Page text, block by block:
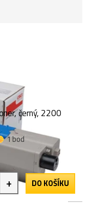
černý, 2200
1 bod
+ DO KOŠÍKU